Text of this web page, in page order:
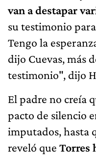
van a destapar
su testimonio
Tengo la
dijo Cuevas, más
testimonio", dijo
El padre no creía
pacto de silencio
imputados, hasta
reveló que Torres